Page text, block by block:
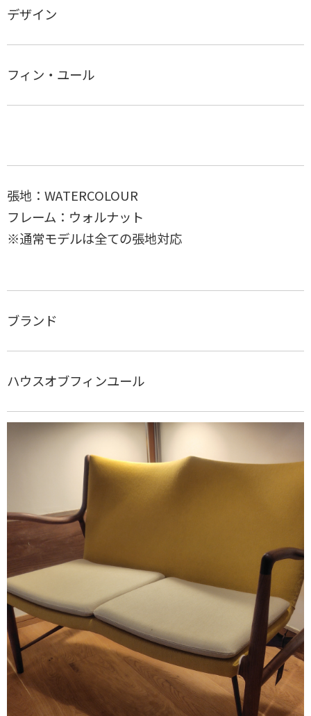
B616スーパー楕円テーブル
PK23 Lounge Chair
BM0121テーブル
デイベッド 710
PP501 ROUND CHAIR/THE CHAIR 75TH ANNIVERSARY
45 SOFA
セブンチェアTAILORED
CH291Lounge Chair
CH293ソファ（CH290シリーズ）
BM0057サイドボード
No.44 Bone Chair
ショールーム
デザイン
フィン・ユール
張地：WATERCOLOUR
フレーム：ウォルナット
※通常モデルは全ての張地対応
ブランド
ハウスオブフィンユール